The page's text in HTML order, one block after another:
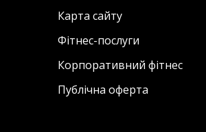
Карта сайту
Фітнес-послуги
Корпоративний фітнес
Публічна оферта